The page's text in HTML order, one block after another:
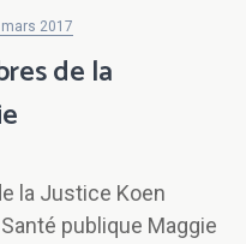
2017
de la
la Justice Koen
publique Maggie